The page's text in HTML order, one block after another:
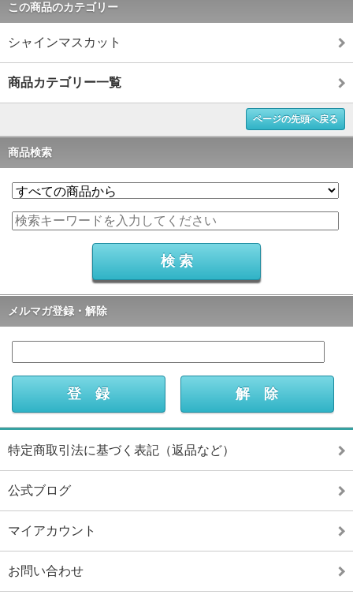
この商品のカテゴリー
シャインマスカット
商品カテゴリー一覧
ページの先頭へ戻る
商品検索
メルマガ登録・解除
特定商取引法に基づく表記（返品など）
公式ブログ
マイアカウント
お問い合わせ